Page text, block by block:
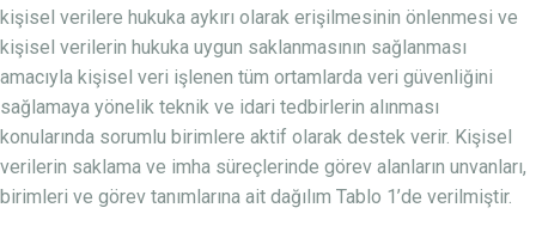
kişisel verilere hukuka aykırı olarak erişilmesinin önlenmesi ve
kişisel verilerin hukuka uygun saklanmasının sağlanması
amacıyla kişisel veri işlenen tüm ortamlarda veri güvenliğini
sağlamaya yönelik teknik ve idari tedbirlerin alınması
konularında sorumlu birimlere aktif olarak destek verir. Kişisel
verilerin saklama ve imha süreçlerinde görev alanların unvanları,
birimleri ve görev tanımlarına ait dağılım Tablo 1’de verilmiştir.